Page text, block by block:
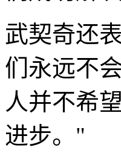
武契奇还
们永远不
人并不希
进步。"